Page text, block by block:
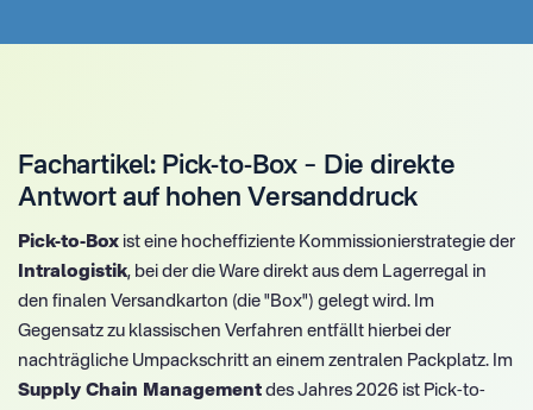
Fachartikel: Pick-to-Box – Die direkte
Antwort auf hohen Versanddruck
Pick-to-Box ist eine hocheffiziente Kommissionierstrategie der
Intralogistik, bei der die Ware direkt aus dem Lagerregal in
den finalen Versandkarton (die "Box") gelegt wird. Im
Gegensatz zu klassischen Verfahren entfällt hierbei der
nachträgliche Umpackschritt an einem zentralen Packplatz. Im
Supply Chain Management des Jahres 2026 ist Pick-to-